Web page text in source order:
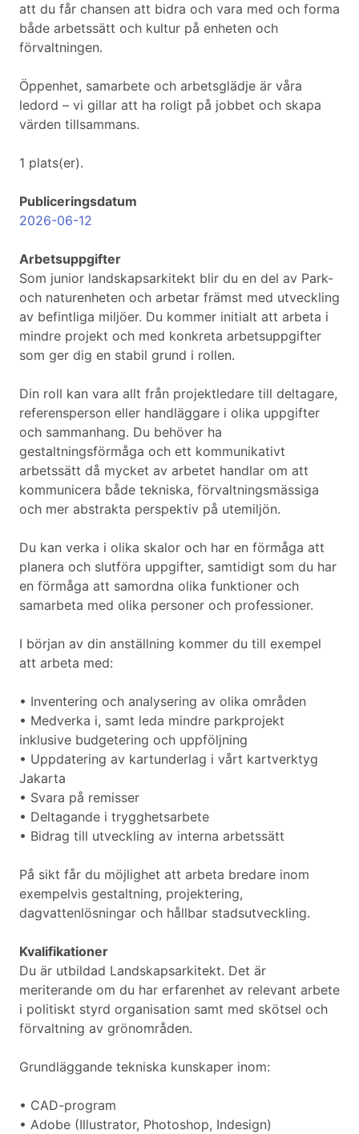
att du får chansen att bidra och vara med och forma
både arbetssätt och kultur på enheten och
förvaltningen.
Öppenhet, samarbete och arbetsglädje är våra
ledord – vi gillar att ha roligt på jobbet och skapa
värden tillsammans.
1 plats(er).
Publiceringsdatum
2026-06-12
Arbetsuppgifter
Som junior landskapsarkitekt blir du en del av Park-
och naturenheten och arbetar främst med utveckling
av befintliga miljöer. Du kommer initialt att arbeta i
mindre projekt och med konkreta arbetsuppgifter
som ger dig en stabil grund i rollen.
Din roll kan vara allt från projektledare till deltagare,
referensperson eller handläggare i olika uppgifter
och sammanhang. Du behöver ha
gestaltningsförmåga och ett kommunikativt
arbetssätt då mycket av arbetet handlar om att
kommunicera både tekniska, förvaltningsmässiga
och mer abstrakta perspektiv på utemiljön.
Du kan verka i olika skalor och har en förmåga att
planera och slutföra uppgifter, samtidigt som du har
en förmåga att samordna olika funktioner och
samarbeta med olika personer och professioner.
I början av din anställning kommer du till exempel
att arbeta med:
• Inventering och analysering av olika områden
• Medverka i, samt leda mindre parkprojekt
inklusive budgetering och uppföljning
• Uppdatering av kartunderlag i vårt kartverktyg
Jakarta
• Svara på remisser
• Deltagande i trygghetsarbete
• Bidrag till utveckling av interna arbetssätt
På sikt får du möjlighet att arbeta bredare inom
exempelvis gestaltning, projektering,
dagvattenlösningar och hållbar stadsutveckling.
Kvalifikationer
Du är utbildad Landskapsarkitekt. Det är
meriterande om du har erfarenhet av relevant arbete
i politiskt styrd organisation samt med skötsel och
förvaltning av grönområden.
Grundläggande tekniska kunskaper inom:
• CAD-program
• Adobe (Illustrator, Photoshop, Indesign)